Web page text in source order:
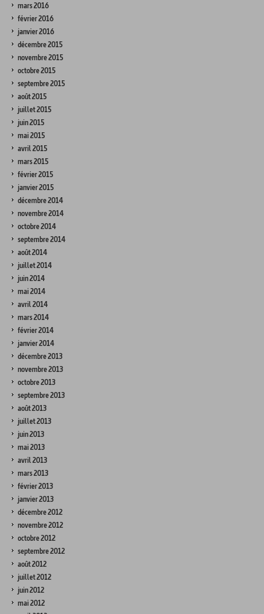
mars 2016
février 2016
janvier 2016
décembre 2015
novembre 2015
octobre 2015
septembre 2015
août 2015
juillet 2015
juin 2015
mai 2015
avril 2015
mars 2015
février 2015
janvier 2015
décembre 2014
novembre 2014
octobre 2014
septembre 2014
août 2014
juillet 2014
juin 2014
mai 2014
avril 2014
mars 2014
février 2014
janvier 2014
décembre 2013
novembre 2013
octobre 2013
septembre 2013
août 2013
juillet 2013
juin 2013
mai 2013
avril 2013
mars 2013
février 2013
janvier 2013
décembre 2012
novembre 2012
octobre 2012
septembre 2012
août 2012
juillet 2012
juin 2012
mai 2012